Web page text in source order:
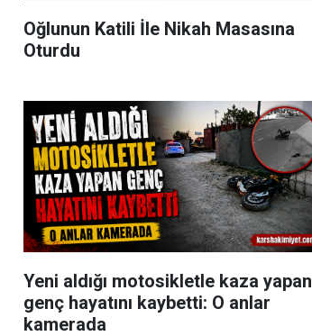
Oğlunun Katili İle Nikah Masasına
Oturdu
Yeni aldığı motosikletle kaza yapan
genç hayatını kaybetti: O anlar
kamerada